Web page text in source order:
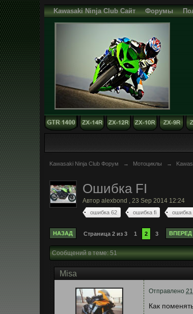
Kawasaki Ninja Club Сайт Форумы
Kawasaki Ninja Club Форум → Мотоциклы →
Ошибка FI
Авторalexbond ,23 Sep 2014 12:24
ошибка 62 ошибка fi ошибка
НАЗАД Страница 2 из 3 1 2 3 ВПЕРЕД
Сообщений в теме: 51
Misa
Отправлено
Как